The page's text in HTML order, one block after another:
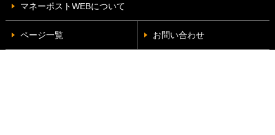
マネーポストWEBについて
ページ一覧 お問い合わせ